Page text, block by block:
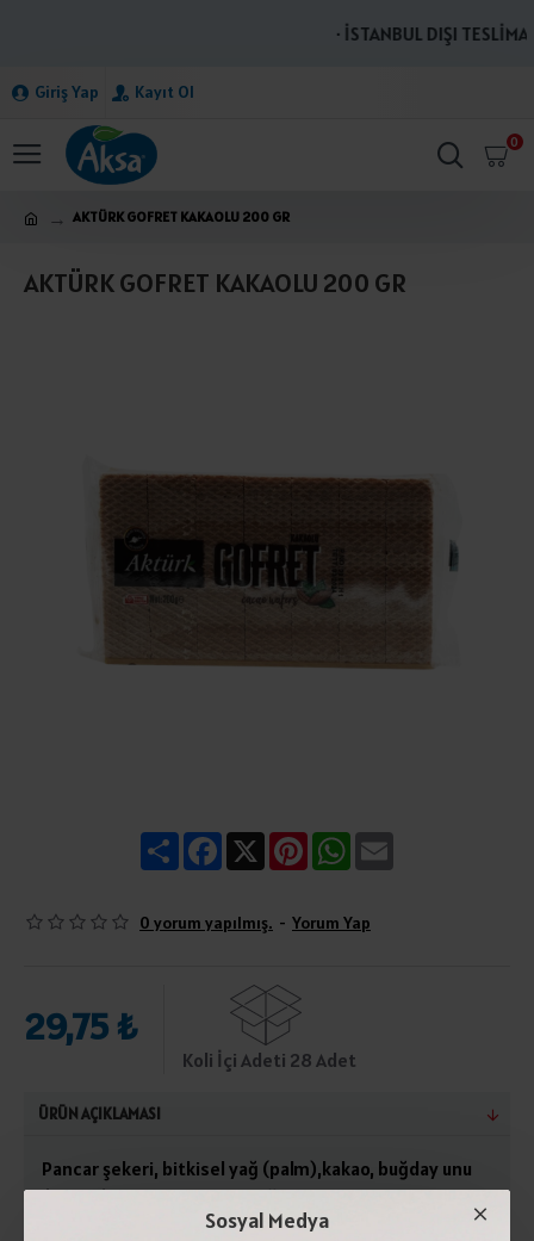
Sosyal Medya
· İSTANBUL DIŞI
Giriş Yap Kayıt Ol
0
AKTÜRK GOFRET KAKAOLU 200 GR
AKTÜRK GOFRET KAKAOLU 200 GR
ShareFacebook
X PinterestWhatsApp
0 yorum yapılmış. - Yorum Yap
29,75 ₺
Koli İçi Adeti 28 Adet
ÜRÜN AÇIKLAMASI
Pancar şekeri, bitkisel yağ (palm),kakao, buğday unu
(gluten), mısır nişastası, yağsız süt tozu, peynir altı
suyu tozu, doğala özdeş aroma vanilin, emülgatör